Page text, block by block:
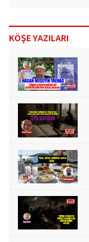
KÖŞE YAZILARI